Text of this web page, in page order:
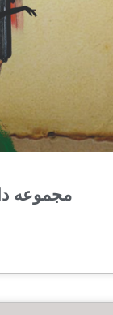
مجموعه